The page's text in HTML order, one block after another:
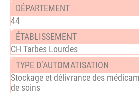
44
CH Tarbes Lourdes
Stockage et délivrance des
de soins